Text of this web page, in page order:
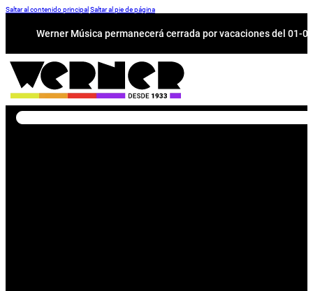
Saltar al contenido principal Saltar al pie de página
Werner Música permanecerá cerrada por vacaciones del 01-
Buscar